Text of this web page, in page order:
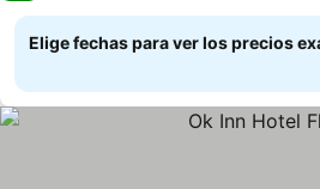
Elige fechas para ver los precios